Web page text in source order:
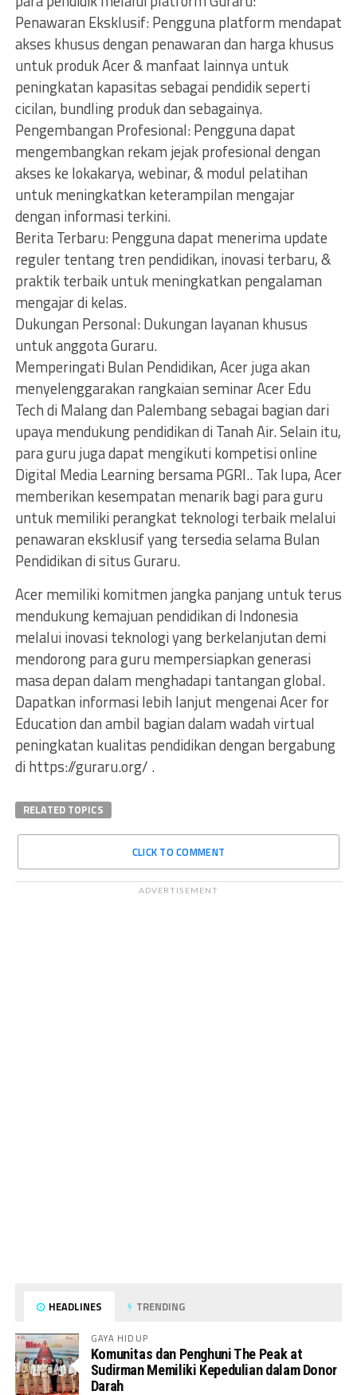
Penawaran Eksklusif: Pengguna platform mendapat
akses khusus dengan penawaran dan harga khusus
untuk produk Acer & manfaat lainnya untuk
peningkatan kapasitas sebagai pendidik seperti
cicilan, bundling produk dan sebagainya.
Pengembangan Profesional: Pengguna dapat
mengembangkan rekam jejak profesional dengan
akses ke lokakarya, webinar, & modul pelatihan
untuk meningkatkan keterampilan mengajar
dengan informasi terkini.
Berita Terbaru: Pengguna dapat menerima update
reguler tentang tren pendidikan, inovasi terbaru, &
praktik terbaik untuk meningkatkan pengalaman
mengajar di kelas.
Dukungan Personal: Dukungan layanan khusus
untuk anggota Guraru.
Memperingati Bulan Pendidikan, Acer juga akan
menyelenggarakan rangkaian seminar Acer Edu
Tech di Malang dan Palembang sebagai bagian dari
upaya mendukung pendidikan di Tanah Air. Selain itu,
para guru juga dapat mengikuti kompetisi online
Digital Media Learning bersama PGRI.. Tak lupa, Acer
memberikan kesempatan menarik bagi para guru
untuk memiliki perangkat teknologi terbaik melalui
penawaran eksklusif yang tersedia selama Bulan
Pendidikan di situs Guraru.
Acer memiliki komitmen jangka panjang untuk terus
mendukung kemajuan pendidikan di Indonesia
melalui inovasi teknologi yang berkelanjutan demi
mendorong para guru mempersiapkan generasi
masa depan dalam menghadapi tantangan global.
Dapatkan informasi lebih lanjut mengenai Acer for
Education dan ambil bagian dalam wadah virtual
peningkatan kualitas pendidikan dengan bergabung
di https://guraru.org/ .
RELATED TOPICS
CLICK TO COMMENT
ADVERTISEMENT
HEADLINES TRENDING
GAYA HIDUP
Komunitas dan Penghuni The Peak at
Sudirman Memiliki Kepedulian dalam Donor
Darah